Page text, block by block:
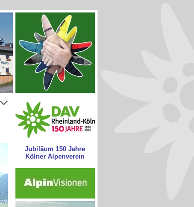
Jubiläum 150 Jahre
Kölner Alpenverein